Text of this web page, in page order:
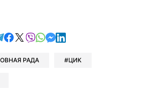
отправить в Telegram
поделиться в Facebook
поделиться в X
отправить в Viber
отправить в Whatsapp
отправить в Messenger
отправить в LinkedIn
РАДА ЦИК